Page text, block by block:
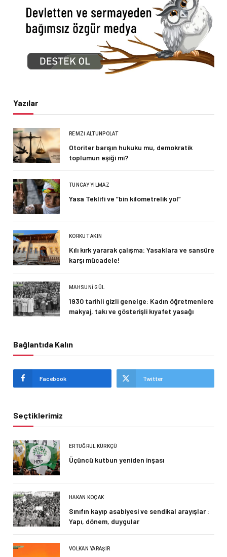
Yazılar
REMZI ALTUNPOLAT
Otoriter barışın hukuku mu, demokratik
toplumun eşiği mi?
TUNCAY YILMAZ
Yasa Teklifi ve “bin kilometrelik yol”
KORKUT AKIN
Kılı kırk yararak çalışma: Yasaklara ve sansüre
karşı mücadele!
MAHSUNI GÜL
1930 tarihli gizli genelge: Kadın öğretmenlere
makyaj, takı ve gösterişli kıyafet yasağı
Bağlantıda Kalın
Facebook Twitter
Seçtiklerimiz
ERTUĞRUL KÜRKÇÜ
Üçüncü kutbun yeniden inşası
HAKAN KOÇAK
Sınıfın kayıp asabiyesi ve sendikal arayışlar :
Yapı, dönem, duygular
VOLKAN YARAŞIR